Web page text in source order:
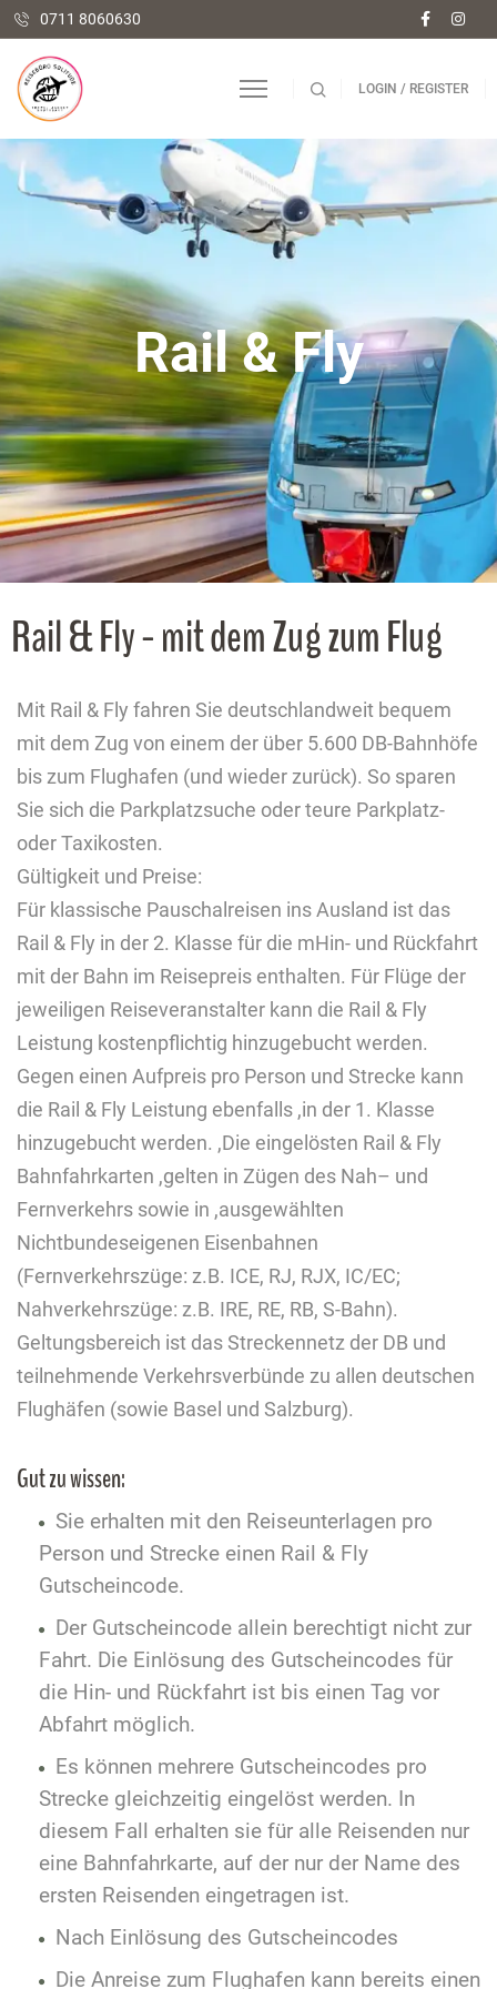
0711 8060630
LOGIN / REGISTER
Rail & Fly
Rail & Fly - mit dem Zug zum Flug
Mit Rail & Fly fahren Sie deutschlandweit bequem
mit dem Zug von einem der über 5.600 DB-Bahnhöfe
bis zum Flughafen (und wieder zurück). So sparen
Sie sich die Parkplatzsuche oder teure Parkplatz-
oder Taxikosten.
Gültigkeit und Preise:
Für klassische Pauschalreisen ins Ausland ist das
Rail & Fly in der 2. Klasse für die mHin- und Rückfahrt
mit der Bahn im Reisepreis enthalten. Für Flüge der
jeweiligen Reiseveranstalter kann die Rail & Fly
Leistung kostenpflichtig hinzugebucht werden.
Gegen einen Aufpreis pro Person und Strecke kann
die Rail & Fly Leistung ebenfalls ,in der 1. Klasse
hinzugebucht werden. ,Die eingelösten Rail & Fly
Bahnfahrkarten ,gelten in Zügen des Nah– und
Fernverkehrs sowie in ,ausgewählten
Nichtbundeseigenen Eisenbahnen
(Fernverkehrszüge: z.B. ICE, RJ, RJX, IC/EC;
Nahverkehrszüge: z.B. IRE, RE, RB, S-Bahn).
Geltungsbereich ist das Streckennetz der DB und
teilnehmende Verkehrsverbünde zu allen deutschen
Flughäfen (sowie Basel und Salzburg).
Gut zu wissen:
Sie erhalten mit den Reiseunterlagen pro
Person und Strecke einen Rail & Fly
Gutscheincode.
Der Gutscheincode allein berechtigt nicht zur
Fahrt. Die Einlösung des Gutscheincodes für
die Hin- und Rückfahrt ist bis einen Tag vor
Abfahrt möglich.
Es können mehrere Gutscheincodes pro
Strecke gleichzeitig eingelöst werden. In
diesem Fall erhalten sie für alle Reisenden nur
eine Bahnfahrkarte, auf der nur der Name des
ersten Reisenden eingetragen ist.
Nach Einlösung des Gutscheincodes
Die Anreise zum Flughafen kann bereits einen